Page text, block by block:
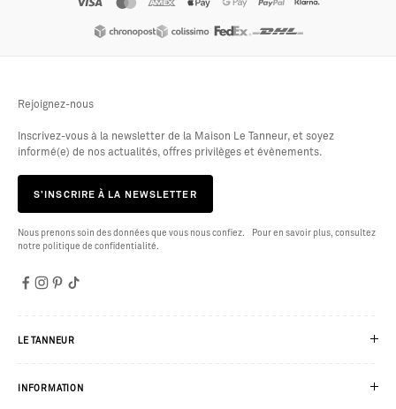
Rejoignez-nous
Inscrivez-vous à la newsletter de la Maison Le Tanneur, et soyez
informé(e) de nos actualités, offres privilèges et évènements.
S’INSCRIRE À LA NEWSLETTER
Nous prenons soin des données que vous nous confiez. Pour en savoir plus, consultez
notre politique de confidentialité.
LE TANNEUR
INFORMATION